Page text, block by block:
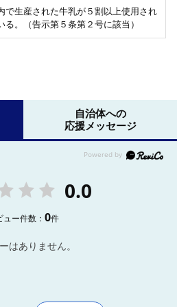
で生産された牛乳が５割以上使用され
る。（告示第５条第２号に該当）
自治体への
応援メッセージ
0.0
ュー件数：0件
はありません。